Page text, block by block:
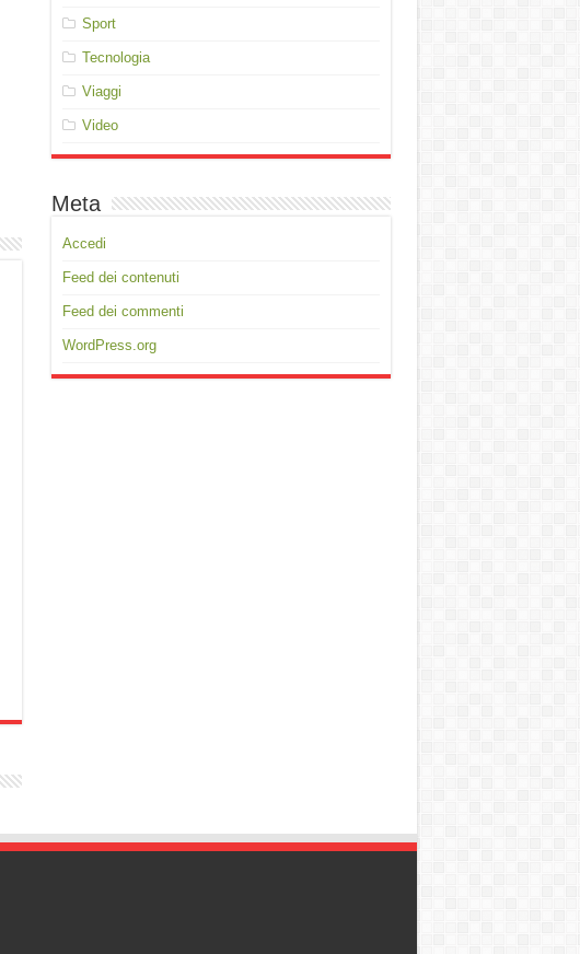
Sport
Tecnologia
Viaggi
Video
Meta
Accedi
Feed dei contenuti
Feed dei commenti
WordPress.org